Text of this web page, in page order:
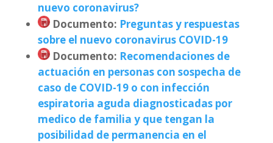
nuevo coronavirus?
Documento: Preguntas y respuestas
sobre el nuevo coronavirus COVID-19
Documento: Recomendaciones de
actuación en personas con sospecha de
caso de COVID-19 o con infección
espiratoria aguda diagnosticadas por
medico de familia y que tengan la
posibilidad de permanencia en el